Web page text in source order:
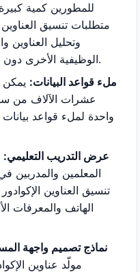
للمطورين كمية كبيرة
متطلبات تنسيق
وتحليل العناوين
الوظيفية الأخرى دون إدخال معلومات حقيقية يدويًا.
ملء قواعد البيانات: يمكن
عشرات الآلاف من
واحدة لملء قواعد
عرض التدريب التعليمي:
المعلمين والمدربين
تنسيق العناوين
الهاتف والمعرفات
نماذج تصميم واجهة
مولّد عناوين